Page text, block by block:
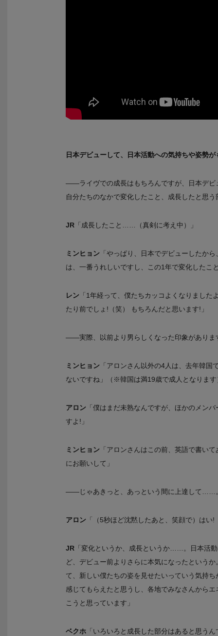
日本デビューして、日本活動への気持ちや姿勢
――ライヴでの成長はもちろんですが、日本デビ
自分たちのなかで変化したこと、成長したと思
JR 「成長したこと……（真剣に考え中）」
ミンヒョン 「やっぱり、日本でデビューしたか
は、一番うれしいですし、この1年で変化したこ
レン 「1年経って、僕たちカッコよくなりまし
たり前でしょ!（笑） もちろんだと思います!」
――実際、以前より男らしくなった印象がありま
ミンヒョン 「アロンさん以外の4人は、去年韓
ないですね」（※韓国は満19歳で成人となります
アロン 「僕はまだ未熟なんですが、ほかのメン
すよ!」
ミンヒョン 「アロンさんはこの前、英語で書い
にお願いして」
――じゃあきっと、あっという間に上達して……
アロン 「（5秒ほど沈黙したあと、笑顔で）はい!
JR 「変化というか、成長というか……。日本活
ど、デビュー前よりさらに本気になったという
て、新しい僕たちの姿を見せたいっていう気持
感じてもらえたと思うし、各地でみなさんから
こうと思っています」
ベクホ 「いろいろと成長した部分はあると思う